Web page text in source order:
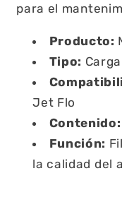
para el
Producto:
Tipo:
Jet Flo
Contenido:
Función:
la calidad del